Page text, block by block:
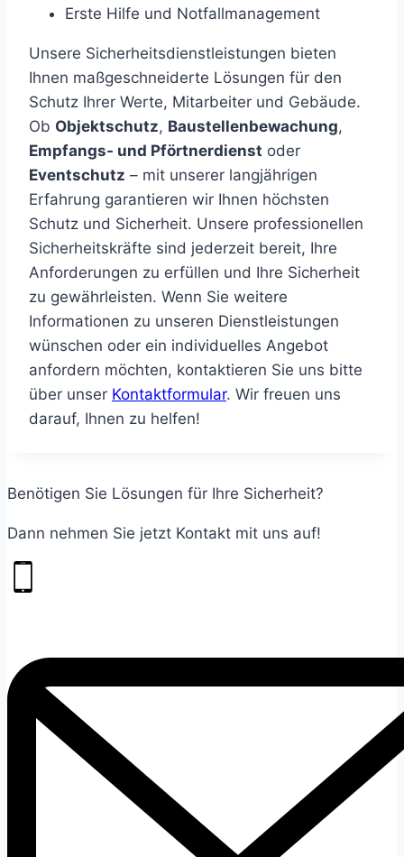
Erste Hilfe und Notfallmanagement
Unsere Sicherheitsdienstleistungen bieten
Ihnen maßgeschneiderte Lösungen für den
Schutz Ihrer Werte, Mitarbeiter und Gebäude.
Ob Objektschutz, Baustellenbewachung,
Empfangs- und Pförtnerdienst oder
Eventschutz – mit unserer langjährigen
Erfahrung garantieren wir Ihnen höchsten
Schutz und Sicherheit. Unsere professionellen
Sicherheitskräfte sind jederzeit bereit, Ihre
Anforderungen zu erfüllen und Ihre Sicherheit
zu gewährleisten. Wenn Sie weitere
Informationen zu unseren Dienstleistungen
wünschen oder ein individuelles Angebot
anfordern möchten, kontaktieren Sie uns bitte
über unser Kontaktformular. Wir freuen uns
darauf, Ihnen zu helfen!
Benötigen Sie Lösungen für Ihre Sicherheit?
Dann nehmen Sie jetzt Kontakt mit uns auf!